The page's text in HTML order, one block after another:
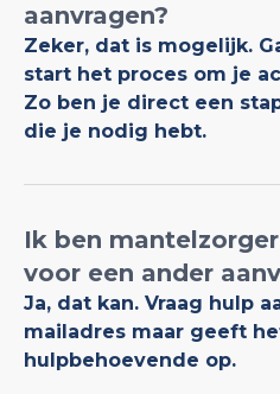
aanvragen?
Zeker, dat is mogelijk.
start het proces om je
Zo ben je direct een
die je nodig hebt.
Ik ben
voor een ander
Ja, dat kan. Vraag hulp
mailadres maar geeft
hulpbehoevende op.